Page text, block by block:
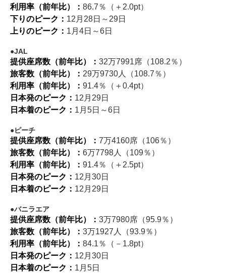
利用率（前年比）： 86.7％（＋2.0pt）
下りのピーク： 12月28日～29日
上りのピーク： 1月4日～6日
JAL
提供座席数（前年比）： 32万7991席（108.2％）
旅客数（前年比）： 29万9730人（108.7％）
利用率（前年比）： 91.4％（＋0.4pt）
日本発のピーク： 12月29日
日本着のピーク： 1月5日～6日
ピーチ
提供座席数（前年比）： 7万4160席（106％）
旅客数（前年比）： 6万7798人（109％）
利用率（前年比）： 91.4％（＋2.5pt）
日本発のピーク： 12月30日
日本着のピーク： 12月29日
バニラエア
提供座席数（前年比）： 3万7980席（95.9％）
旅客数（前年比）： 3万1927人（93.9％）
利用率（前年比）： 84.1％（－1.8pt）
日本発のピーク： 12月30日
日本着のピーク： 1月5日